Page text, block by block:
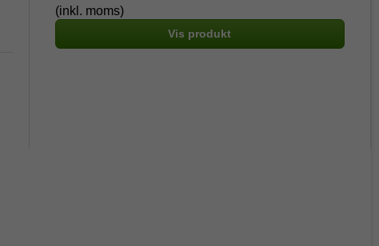
(inkl. moms)
Vis produkt